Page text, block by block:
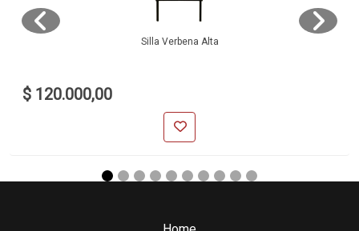
Silla Verbena Alta
$ 120.000,00